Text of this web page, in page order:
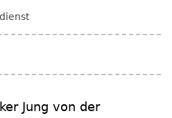
Jung von der